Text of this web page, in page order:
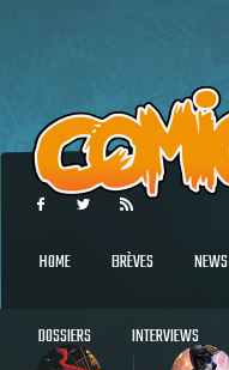
HOME BRÈVES NEWS
DOSSIERS INTERVIEWS